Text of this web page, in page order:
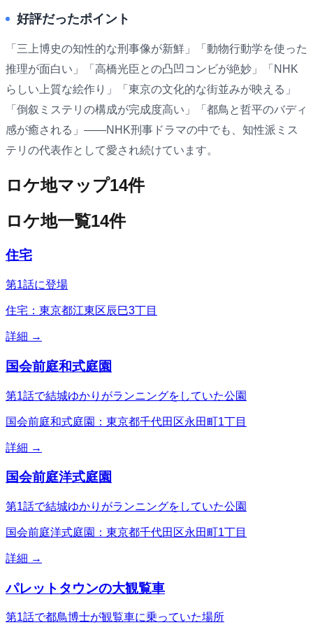
好評だったポイント
「三上博史の知性的な刑事像が新鮮」「動物行動学を使った
推理が面白い」「高橋光臣との凸凹コンビが絶妙」「NHK
らしい上質な絵作り」「東京の文化的な街並みが映える」
「倒叙ミステリの構成が完成度高い」「都鳥と哲平のバディ
感が癒される」――NHK刑事ドラマの中でも、知性派ミス
テリの代表作として愛され続けています。
ロケ地マップ14件
ロケ地一覧14件
住宅
第1話に登場
住宅：東京都江東区辰巳3丁目
詳細 →
国会前庭和式庭園
第1話で結城ゆかりがランニングをしていた公園
国会前庭和式庭園：東京都千代田区永田町1丁目
詳細 →
国会前庭洋式庭園
第1話で結城ゆかりがランニングをしていた公園
国会前庭洋式庭園：東京都千代田区永田町1丁目
詳細 →
パレットタウンの大観覧車
第1話で都鳥博士が観覧車に乗っていた場所